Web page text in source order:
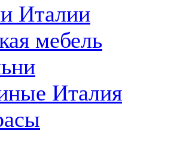
Италии
мебель
Италия